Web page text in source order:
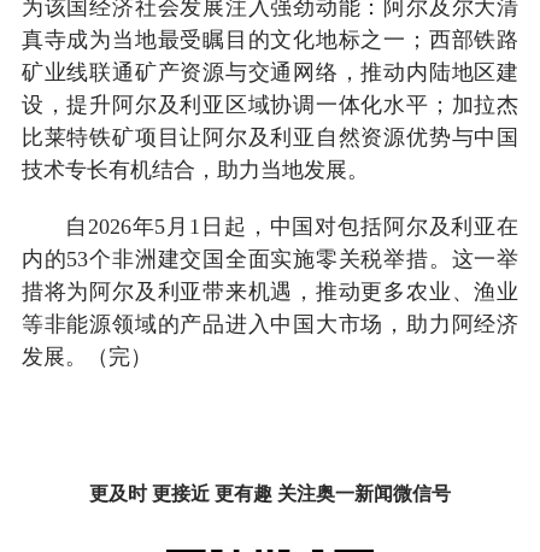
为该国经济社会发展注入强劲动能：阿尔及尔大清
真寺成为当地最受瞩目的文化地标之一；西部铁路
矿业线联通矿产资源与交通网络，推动内陆地区建
设，提升阿尔及利亚区域协调一体化水平；加拉杰
比莱特铁矿项目让阿尔及利亚自然资源优势与中国
技术专长有机结合，助力当地发展。
自2026年5月1日起，中国对包括阿尔及利亚在
内的53个非洲建交国全面实施零关税举措。这一举
措将为阿尔及利亚带来机遇，推动更多农业、渔业
等非能源领域的产品进入中国大市场，助力阿经济
发展。（完）
更及时 更接近 更有趣 关注奥一新闻微信号